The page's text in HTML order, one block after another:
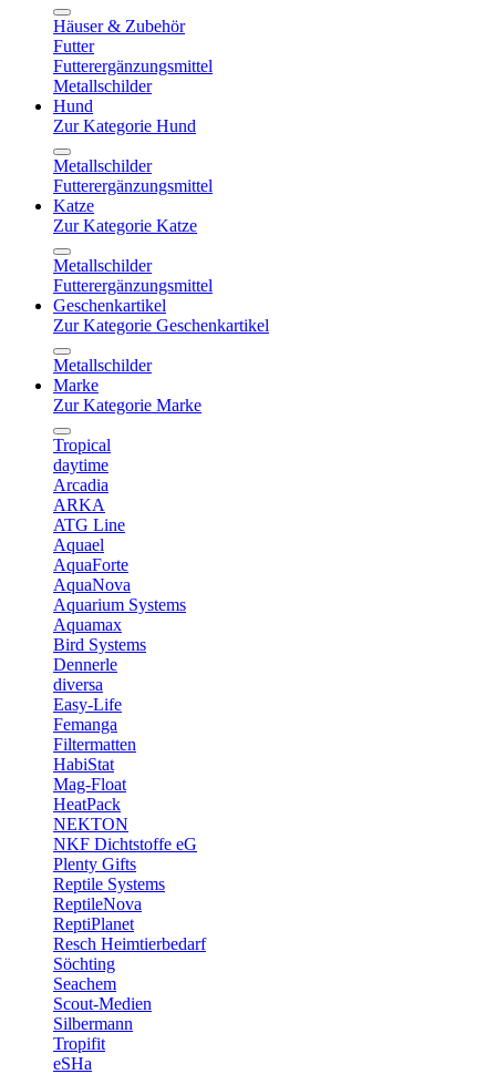
Häuser & Zubehör
Futter
Futterergänzungsmittel
Metallschilder
Hund
Zur Kategorie Hund
Metallschilder
Futterergänzungsmittel
Katze
Zur Kategorie Katze
Metallschilder
Futterergänzungsmittel
Geschenkartikel
Zur Kategorie Geschenkartikel
Metallschilder
Marke
Zur Kategorie Marke
Tropical
daytime
Arcadia
ARKA
ATG Line
Aquael
AquaForte
AquaNova
Aquarium Systems
Aquamax
Bird Systems
Dennerle
diversa
Easy-Life
Femanga
Filtermatten
HabiStat
Mag-Float
HeatPack
NEKTON
NKF Dichtstoffe eG
Plenty Gifts
Reptile Systems
ReptileNova
ReptiPlanet
Resch Heimtierbedarf
Söchting
Seachem
Scout-Medien
Silbermann
Tropifit
eSHa